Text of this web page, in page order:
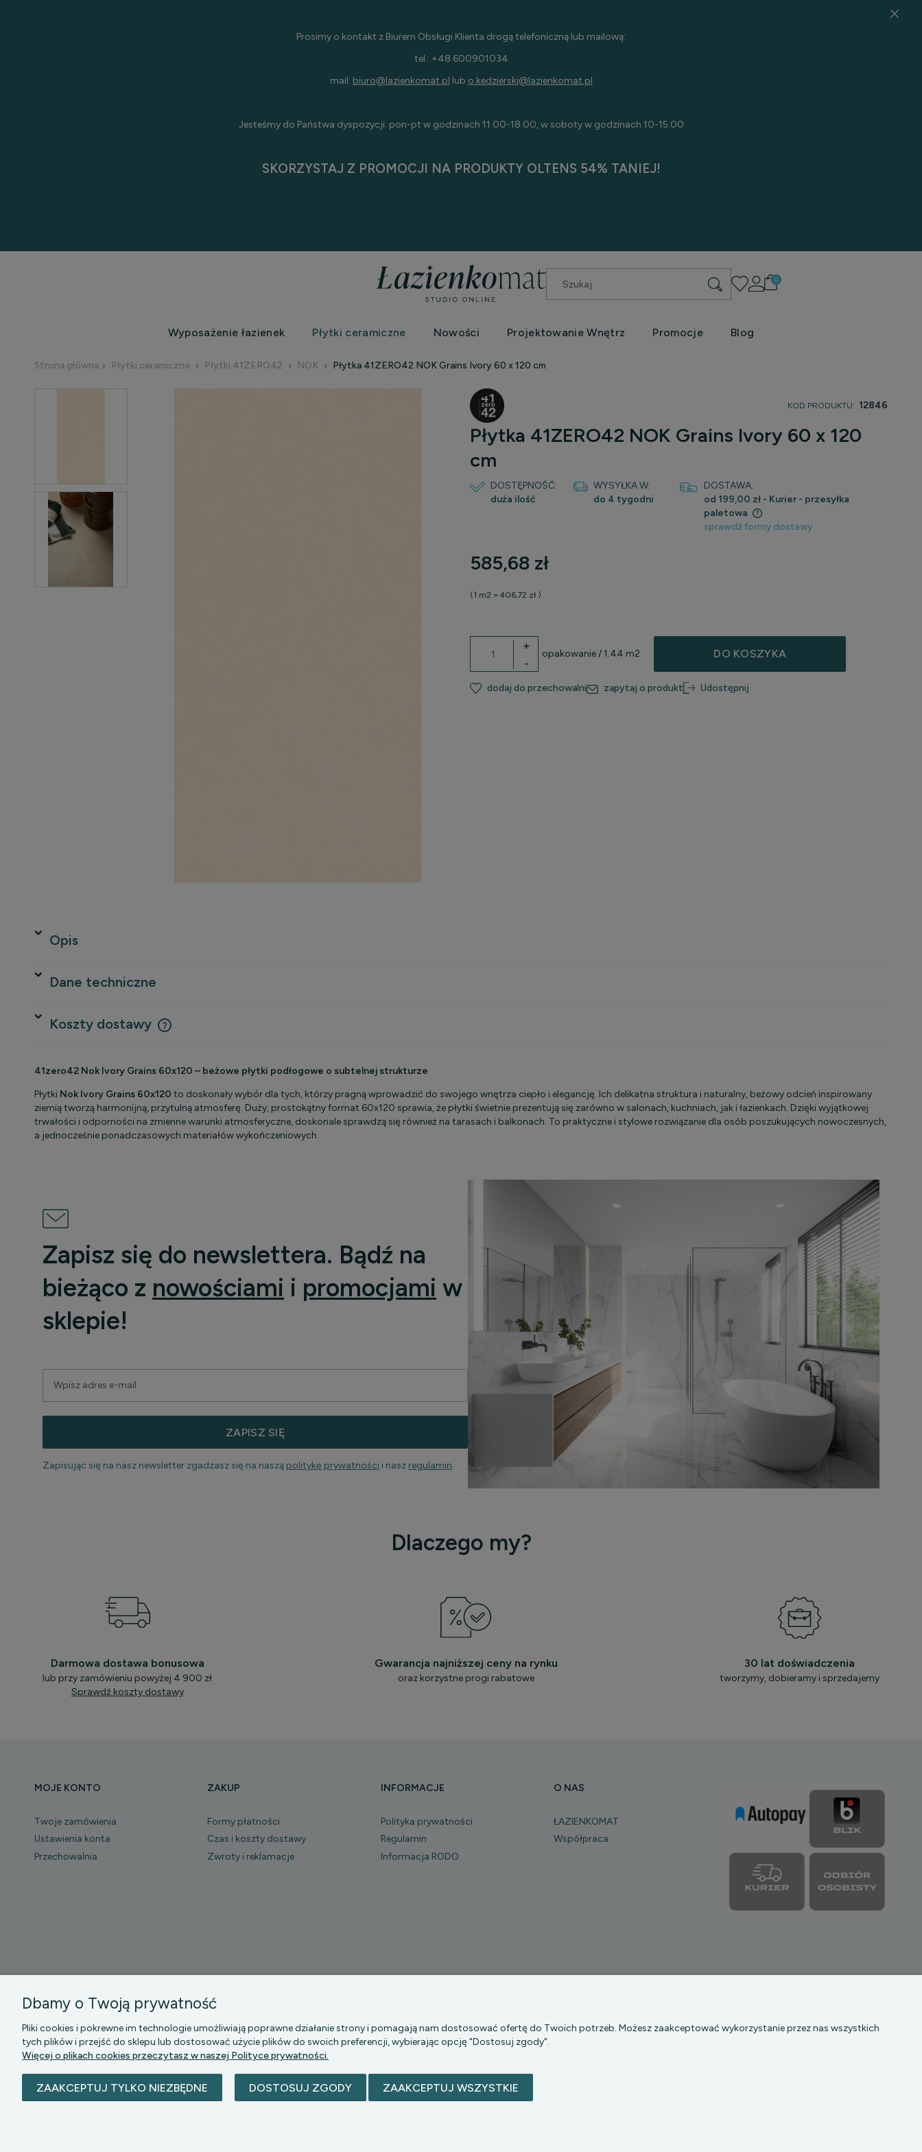
Prosimy o kontakt z Biurem Obsługi Klienta drogą telefoniczną lub mailową:
tel.: +48 600901034
mail: biuro@lazienkomat.pl lub o.kedzierski@lazienkomat.pl
Jesteśmy do Państwa dyspozycji: pon-pt w godzinach 11.00-18.00, w soboty w godzinach 10-15.00
SKORZYSTAJ Z PROMOCJI NA PRODUKTY OLTENS 54% TANIEJ!
Wyposażenie łazienek Płytki ceramiczne Nowości Projektowanie Wnętrz Promocje Blog
Strona główna Płytki ceramiczne Płytki 41ZERO42 NOK Płytka 41ZERO42 NOK Grains Ivory 60 x 120 cm
KOD PRODUKTU: 12846
Płytka 41ZERO42 NOK Grains Ivory 60 x 120
cm
DOSTĘPNOŚĆ:
duża ilość
WYSYŁKA W:
do 4 tygodni
DOSTAWA:
od 199,00 zł - Kurier - przesyłka
paletowa
sprawdź formy dostawy
585,68 zł
(1 m2 =406,72 zł )
-
+
opakowanie/ 1.44 m2 DO KOSZYKA
dodaj do przechowalni zapytaj o produkt Udostępnij
Opis
Dane techniczne
Koszty dostawy
Cena nie zawiera ewentualnych kosztów
41zero42 Nok Ivory Grains 60x120 – beżowe płytki podłogowe o subtelnej strukturze
Płytki Nok Ivory Grains 60x120 to doskonały wybór dla tych, którzy pragną wprowadzić do swojego wnętrza ciepło i elegancję. Ich delikatna struktura i naturalny, beżowy odcień inspirowany
ziemią tworzą harmonijną, przytulną atmosferę. Duży, prostokątny format 60x120 sprawia, że płytki świetnie prezentują się zarówno w salonach, kuchniach, jak i łazienkach. Dzięki wyjątkowej
trwałości i odporności na zmienne warunki atmosferyczne, doskonale sprawdzą się również na tarasach i balkonach. To praktyczne i stylowe rozwiązanie dla osób poszukujących nowoczesnych,
a jednocześnie ponadczasowych materiałów wykończeniowych.
Zapisz się do newslettera. Bądź na
bieżąco z nowościami i promocjami w
sklepie!
ZAPISZ SIĘ
Zapisując się na nasz newsletter zgadzasz się na naszą politykę prywatności i nasz regulamin.
Dlaczego my?
Darmowa dostawa bonusowa
lub przy zamówieniu powyżej 4 900 zł
Sprawdź koszty dostawy
Gwarancja najniższej ceny na rynku
oraz korzystne progi rabatowe
30 lat doświadczenia
tworzymy, dobieramy i sprzedajemy
MOJE KONTO
Twoje zamówienia
Ustawienia konta
Przechowalnia
ZAKUP
Formy płatności
Czas i koszty dostawy
Zwroty i reklamacje
INFORMACJE
Polityka prywatności
Regulamin
Informacja RODO
O NAS
ŁAZIENKOMAT
Współpraca
Dbamy o Twoją prywatność
Pliki cookies i pokrewne im technologie umożliwiają poprawne działanie strony i pomagają nam dostosować ofertę do Twoich potrzeb. Możesz zaakceptować wykorzystanie przez nas wszystkich
tych plików i przejść do sklepu lub dostosować użycie plików do swoich preferencji, wybierając opcję "Dostosuj zgody".
Więcej o plikach cookies przeczytasz w naszej Polityce prywatności.
ZAAKCEPTUJ TYLKO NIEZBĘDNE DOSTOSUJ ZGODY ZAAKCEPTUJ WSZYSTKIE